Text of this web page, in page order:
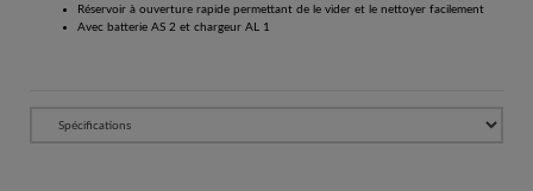
Réservoir à ouverture rapide permettant de le vider et le nettoyer facilement
Avec batterie AS 2 et chargeur AL 1